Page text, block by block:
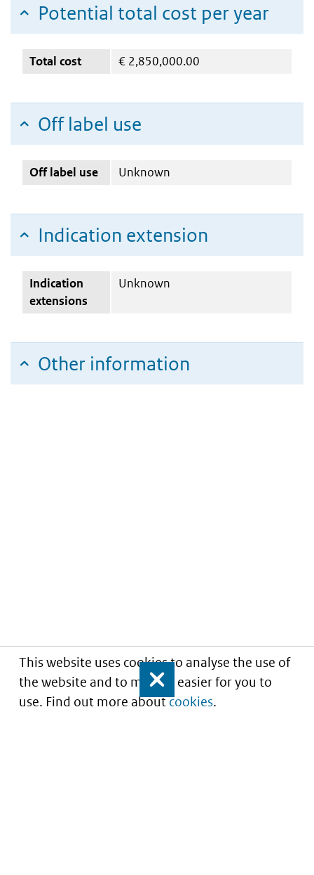
This website uses cookies to analyse the use of
the website and to make it easier for you to
use. Find out more aboutcookies.
Close
Potential total cost per year
Total cost € 2,850,000.00
Off label use
Off label use Unknown
Indication extension
Indication
extensions
Unknown
Other information